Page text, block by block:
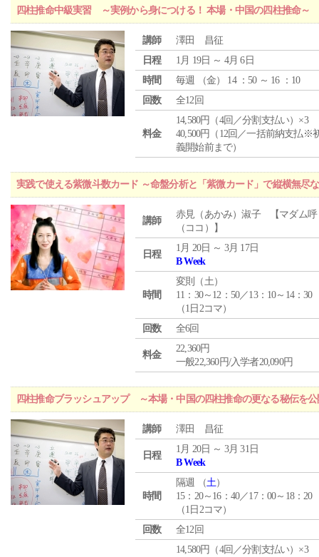
四柱推命中級実習 ～実例から身につける！ 本場・中国の四柱推命～
講師
澤田 昌征
日程
1月 19日 ～ 4月 6日
時間
毎週 （金） 14 ：50 ～ 16 ：10
回数
全12回
料金
14,580円（4回／分割支払い）×3
40,500円（12回／一括前納支払※
義開始前まで）
実践で使える紫微斗数カード ～命盤分析と「紫微カード」で縦横無尽
講師
赤見（あかみ）淑子 【マダム呼
（ココ）】
日程
1月 20日 ～ 3月 17日
B Week
時間
変則（土）
11：30～12：50／13：10～14：30
（1日2コマ）
回数
全6回
料金
22,360円
一般22,360円/入学者20,090円
四柱推命ブラッシュアップ ～本場・中国の四柱推命の更なる秘伝を
講師 澤田 昌征
日程
1月 20日 ～ 3月 31日
B Week
時間
隔週 （土）
15：20～16：40／17：00～18：20
（1日2コマ）
回数
全12回
14,580円（4回／分割支払い）×3